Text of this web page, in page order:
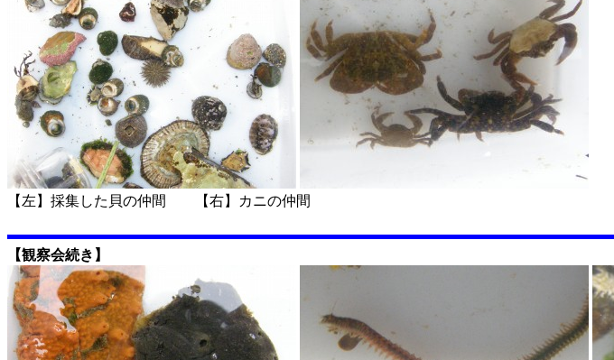
【左】採集した貝の仲間 【右】カニの仲間
【観察会続き】